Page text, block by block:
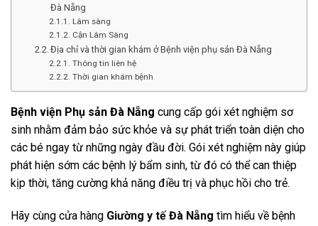
Đà Nẵng
Lâm sàng
Cận Lâm Sàng
Địa chỉ và thời gian khám ở Bệnh viện phụ sản Đà Nẵng
Thông tin liên hệ
Thời gian khám bệnh
Bệnh viện Phụ sản Đà Nẵng cung cấp gói xét nghiệm sơ
sinh nhằm đảm bảo sức khỏe và sự phát triển toàn diện cho
các bé ngay từ những ngày đầu đời. Gói xét nghiệm này giúp
phát hiện sớm các bệnh lý bẩm sinh, từ đó có thể can thiệp
kịp thời, tăng cường khả năng điều trị và phục hồi cho trẻ.
Hãy cùng cửa hàng Giường y tế Đà Nẵng tìm hiểu về bệnh